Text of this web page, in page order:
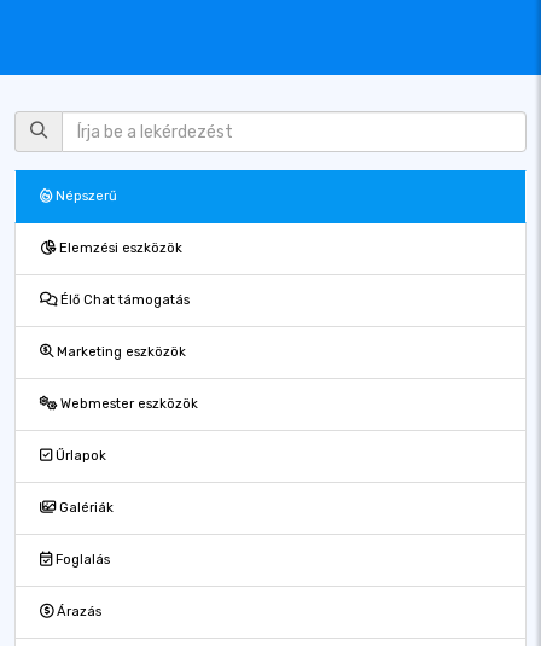
Népszerű
Elemzési eszközök
Élő Chat támogatás
Marketing eszközök
Webmester eszközök
Űrlapok
Galériák
Foglalás
Árazás